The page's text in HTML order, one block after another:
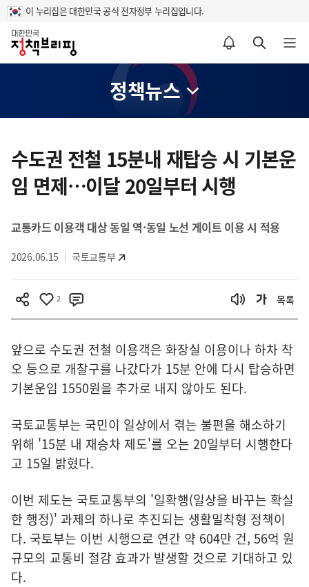
이 누리집은 대한민국 공식 전자정부 누리집입니다.
홈
알림설정 바로가기 검색 바로가기 메뉴 열기
정책뉴스
츠
영
수도권 전철 15분내 재탑승 시 기본운
임 면제…이달 20일부터 시행
교통카드 이용객 대상 동일 역·동일 노선 게이트 이용 시 적용
2026.06.15 국토교통부
2 목록
앞으로 수도권 전철 이용객은 화장실 이용이나 하차 착
오 등으로 개찰구를 나갔다가 15분 안에 다시 탑승하면
기본운임 1550원을 추가로 내지 않아도 된다.
국토교통부는 국민이 일상에서 겪는 불편을 해소하기
위해 '15분 내 재승차 제도'를 오는 20일부터 시행한다
고 15일 밝혔다.
이번 제도는 국토교통부의 '일확행(일상을 바꾸는 확실
한 행정)' 과제의 하나로 추진되는 생활밀착형 정책이
다. 국토부는 이번 시행으로 연간 약 604만 건, 56억 원
규모의 교통비 절감 효과가 발생할 것으로 기대하고 있
다.